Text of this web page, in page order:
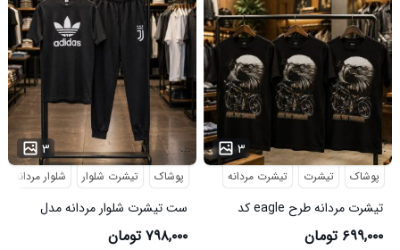
۳ ...
پوشاک تیشرت شلوار شلوار مردانه
ست تیشرت شلوار مردانه مدل
Adidas کد 6569
۷۹۸,۰۰۰ تومان
۳ ...
پوشاک تیشرت تیشرت مردانه
تیشرت مردانه طرح eagle کد
6545
۶۹۹,۰۰۰ تومان